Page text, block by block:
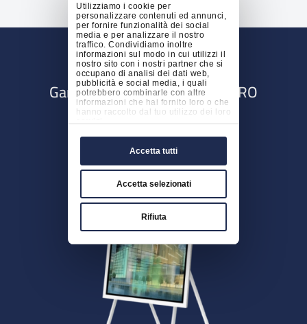
Utilizziamo i cookie per
personalizzare contenuti ed annunci,
per fornire funzionalità dei social
media e per analizzare il nostro
traffico. Condividiamo inoltre
informazioni sul modo in cui utilizzi il
nostro sito con i nostri partner che si
occupano di analisi dei dati web,
pubblicità e social media, i quali
potrebbero combinarle con altre
informazioni che hai fornito loro o che
hanno raccolto dal tuo utilizzo dei loro
Accetta tutti
Accetta selezionati
Rifiuta
Gamma Samsung Flip e Flip PRO